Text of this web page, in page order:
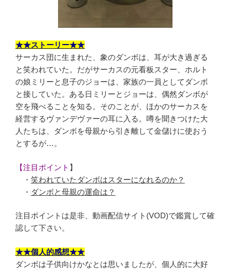
★★ストーリー★★
サーカス団に生まれた、象のダンボは、耳が大き過ぎる
と笑われていた。だがサーカスの元看板スター、ホルト
の娘ミリーと息子のジョーは、家族の一員としてダンボ
と接していた。ある日ミリーとジョーは、偶然ダンボが
空を飛べることを知る。そのことが、ほかのサーカスを
経営するヴァンデヴァーの耳に入る。噂を聞きつけた大
人たちは、ダンボを母親から引き離して金儲けに使おう
とするが…。
【注目ポイント 】
・ 笑われていたダンボはスターになれるのか？
・ ダンボと母親の運命は？
注目ポイントは是非、動画配信サイト(VOD)で鑑賞して確
認して下さい。
★★個人的感想★★
ダンボは子供向けかなとは思いましたが、個人的に大好